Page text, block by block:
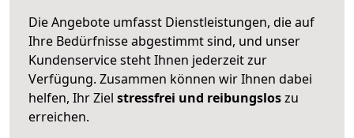
Die Angebote umfasst Dienstleistungen, die auf
Ihre Bedürfnisse abgestimmt sind, und unser
Kundenservice steht Ihnen jederzeit zur
Verfügung. Zusammen können wir Ihnen dabei
helfen, Ihr Ziel stressfrei und reibungsloszu
erreichen.